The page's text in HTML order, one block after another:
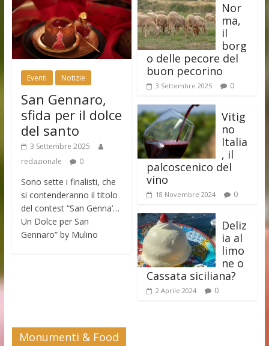
Eventi Notizie
San Gennaro,
sfida per il dolce
del santo
3 Settembre 2025
redazionale
0
Sono sette i finalisti, che
si contenderanno il titolo
del contest “San Genna’…
Un Dolce per San
Gennaro” by Mulino
Nor
ma,
il
borg
o delle pecore del
buon pecorino
3 Settembre 2025 0
Vitig
no
Italia
, il
palcoscenico del
vino
18 Novembre 2024 0
Deliz
ia al
limo
ne o
Cassata siciliana?
2 Aprile 2024 0
Monumenti & Food